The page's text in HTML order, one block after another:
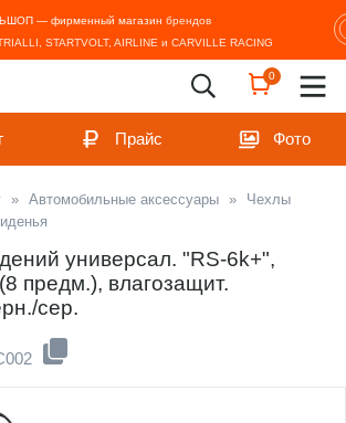
— фирменный магазин брендов
STARTVOLT, AIRLINE и CARVILLE RACING
0
Прайс Фото
» Автомобильные аксессуары »
Чехлы
универсал. "RS-6k+",
предм.), влагозащит.
сер.